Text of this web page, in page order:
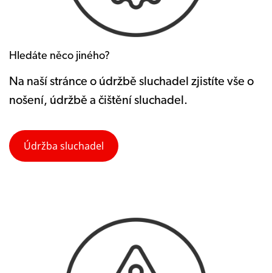
Hledáte něco jiného?
Na naší stránce o údržbě sluchadel zjistíte vše o
nošení, údržbě a čištění sluchadel.
Údržba sluchadel